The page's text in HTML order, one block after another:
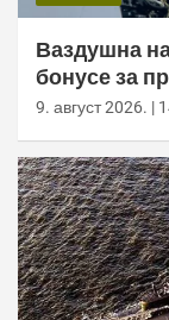
Ваздушна
бонусе за
9. август 2026. |